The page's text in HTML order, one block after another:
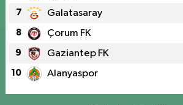
7 Galatasaray
8 Çorum FK
9 Gaziantep FK
10 Alanyaspor